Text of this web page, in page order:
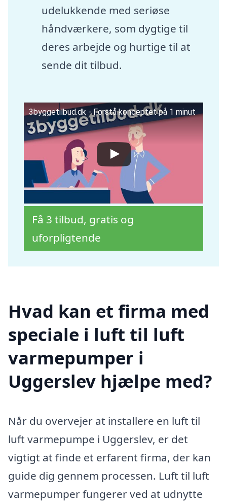
udelukkende med seriøse
håndværkere, som dygtige til
deres arbejde og hurtige til at
sende dit tilbud.
3byggetilbud.dk - Forstå konceptet på 1 minut
Få 3 tilbud, gratis og
uforpligtende
Hvad kan et firma med
speciale i luft til luft
varmepumper i
Uggerslev hjælpe med?
Når du overvejer at installere en luft til
luft varmepumpe i Uggerslev, er det
vigtigt at finde et erfarent firma, der kan
guide dig gennem processen. Luft til luft
varmepumper fungerer ved at udnytte